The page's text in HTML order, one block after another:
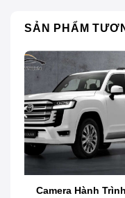
Camera hành
Giới thiệu về
V5
Camera hành
dụng dành cho
SẢN PHẨM
Camera Hành